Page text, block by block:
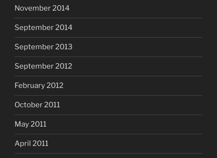
November 2014
September 2014
September 2013
September 2012
February 2012
October 2011
May 2011
April 2011